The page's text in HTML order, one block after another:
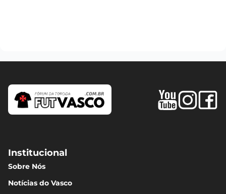
Institucional
Sobre Nós
Notícias do Vasco